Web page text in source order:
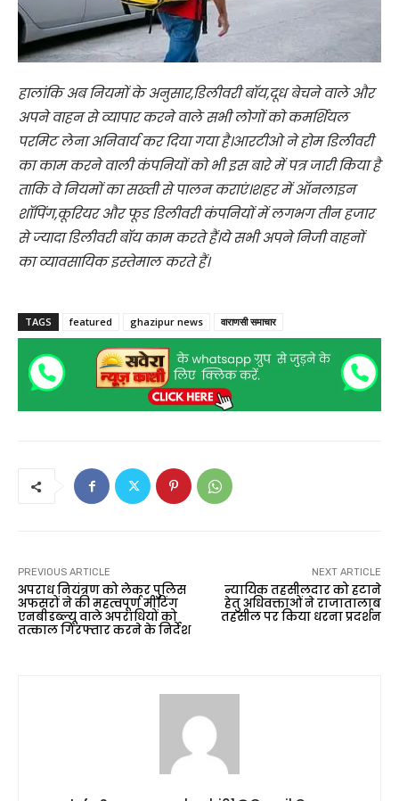
हालांकि अब नियमों के अनुसार,डिलीवरी बॉय,दूध बेचने वाले और
अपने वाहन से व्यापार करने वाले सभी लोगों को कमर्शियल
परमिट लेना अनिवार्य कर दिया गया है।आरटीओ ने होम डिलीवरी
का काम करने वाली कंपनियों को भी इस बारे में पत्र जारी किया है
ताकि वे नियमों का सख्ती से पालन कराएं।शहर में ऑनलाइन
शॉपिंग,कूरियर और फूड डिलीवरी कंपनियों में लगभग तीन हजार
से ज्यादा डिलीवरी बॉय काम करते हैं।ये सभी अपने निजी वाहनों
का व्यावसायिक इस्तेमाल करते हैं।
TAGS featured ghazipur news वाराणसी समाचार
PREVIOUS ARTICLE
अपराध नियंत्रण को लेकर पुलिस
अफसरों ने की महत्वपूर्ण मीटिंग
एनबीडब्ल्यू वाले अपराधियों को
तत्काल गिरफ्तार करने के निर्देश
NEXT ARTICLE
न्यायिक तहसीलदार को हटाने
हेतु अधिवक्ताओं ने राजातालाब
तहसील पर किया धरना प्रदर्शन